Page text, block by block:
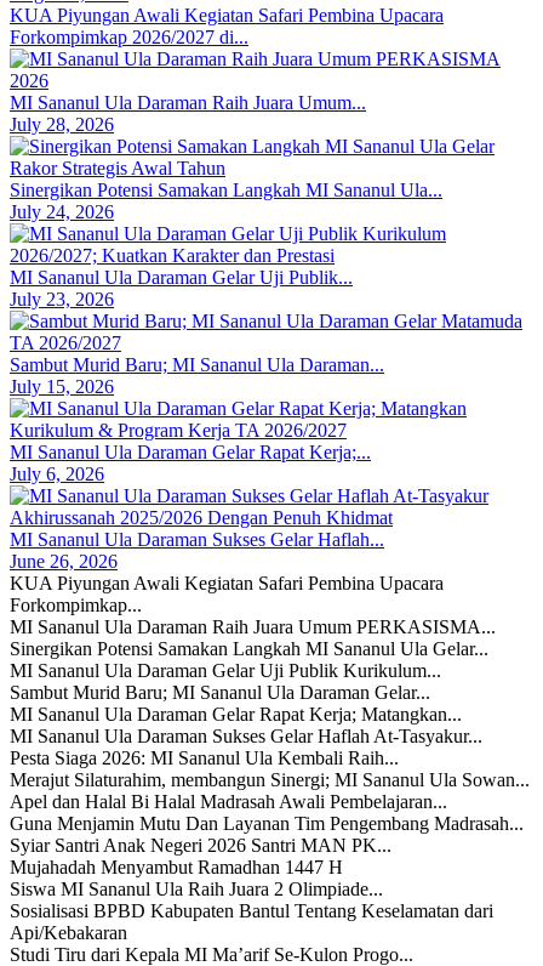
KUA Piyungan Awali Kegiatan Safari Pembina Upacara
Forkompimkap 2026/2027 di...
MI Sananul Ula Daraman Raih Juara Umum...
July 28, 2026
Sinergikan Potensi Samakan Langkah MI Sananul Ula...
July 24, 2026
MI Sananul Ula Daraman Gelar Uji Publik...
July 23, 2026
Sambut Murid Baru; MI Sananul Ula Daraman...
July 15, 2026
MI Sananul Ula Daraman Gelar Rapat Kerja;...
July 6, 2026
MI Sananul Ula Daraman Sukses Gelar Haflah...
June 26, 2026
KUA Piyungan Awali Kegiatan Safari Pembina Upacara
Forkompimkap...
MI Sananul Ula Daraman Raih Juara Umum PERKASISMA...
Sinergikan Potensi Samakan Langkah MI Sananul Ula Gelar...
MI Sananul Ula Daraman Gelar Uji Publik Kurikulum...
Sambut Murid Baru; MI Sananul Ula Daraman Gelar...
MI Sananul Ula Daraman Gelar Rapat Kerja; Matangkan...
MI Sananul Ula Daraman Sukses Gelar Haflah At-Tasyakur...
Pesta Siaga 2026: MI Sananul Ula Kembali Raih...
Merajut Silaturahim, membangun Sinergi; MI Sananul Ula Sowan...
Apel dan Halal Bi Halal Madrasah Awali Pembelajaran...
Guna Menjamin Mutu Dan Layanan Tim Pengembang Madrasah...
Syiar Santri Anak Negeri 2026 Santri MAN PK...
Mujahadah Menyambut Ramadhan 1447 H
Siswa MI Sananul Ula Raih Juara 2 Olimpiade...
Sosialisasi BPBD Kabupaten Bantul Tentang Keselamatan dari
Api/Kebakaran
Studi Tiru dari Kepala MI Ma’arif Se-Kulon Progo...